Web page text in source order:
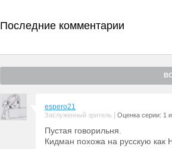
Последние комментарии
espero21
Заслуженный зритель Оценка серии: 1
Пустая говорильня.
Кидман похожа на русскую как